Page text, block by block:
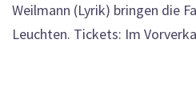
Weilmann (Lyrik) bringen die
Leuchten. Tickets: Im